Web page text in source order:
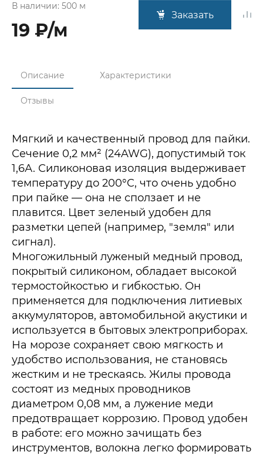
В наличии: 500 м
19 ₽/м
Заказать
Описание Характеристики
Отзывы
Мягкий и качественный провод для пайки.
Сечение 0,2 мм² (24AWG), допустимый ток
1,6А. Силиконовая изоляция выдерживает
температуру до 200°C, что очень удобно
при пайке — она не сползает и не
плавится. Цвет зеленый удобен для
разметки цепей (например, "земля" или
сигнал).
Многожильный луженый медный провод,
покрытый силиконом, обладает высокой
термостойкостью и гибкостью. Он
применяется для подключения литиевых
аккумуляторов, автомобильной акустики и
используется в бытовых электроприборах.
На морозе сохраняет свою мягкость и
удобство использования, не становясь
жестким и не трескаясь. Жилы провода
состоят из медных проводников
диаметром 0,08 мм, а лужение меди
предотвращает коррозию. Провод удобен
в работе: его можно зачищать без
инструментов, волокна легко формировать